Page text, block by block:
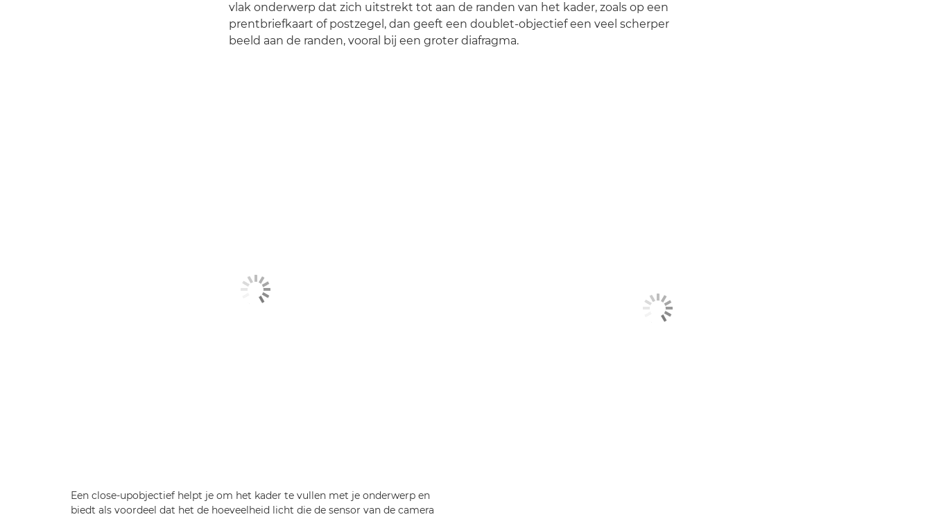
vlak onderwerp dat zich uitstrekt tot aan de randen van het kader, zoals op een
prentbriefkaart of postzegel, dan geeft een doublet-objectief een veel scherper
beeld aan de randen, vooral bij een groter diafragma.
Een close-upobjectief helpt je om het kader te vullen met je onderwerp en
biedt als voordeel dat het de hoeveelheid licht die de sensor van de camera